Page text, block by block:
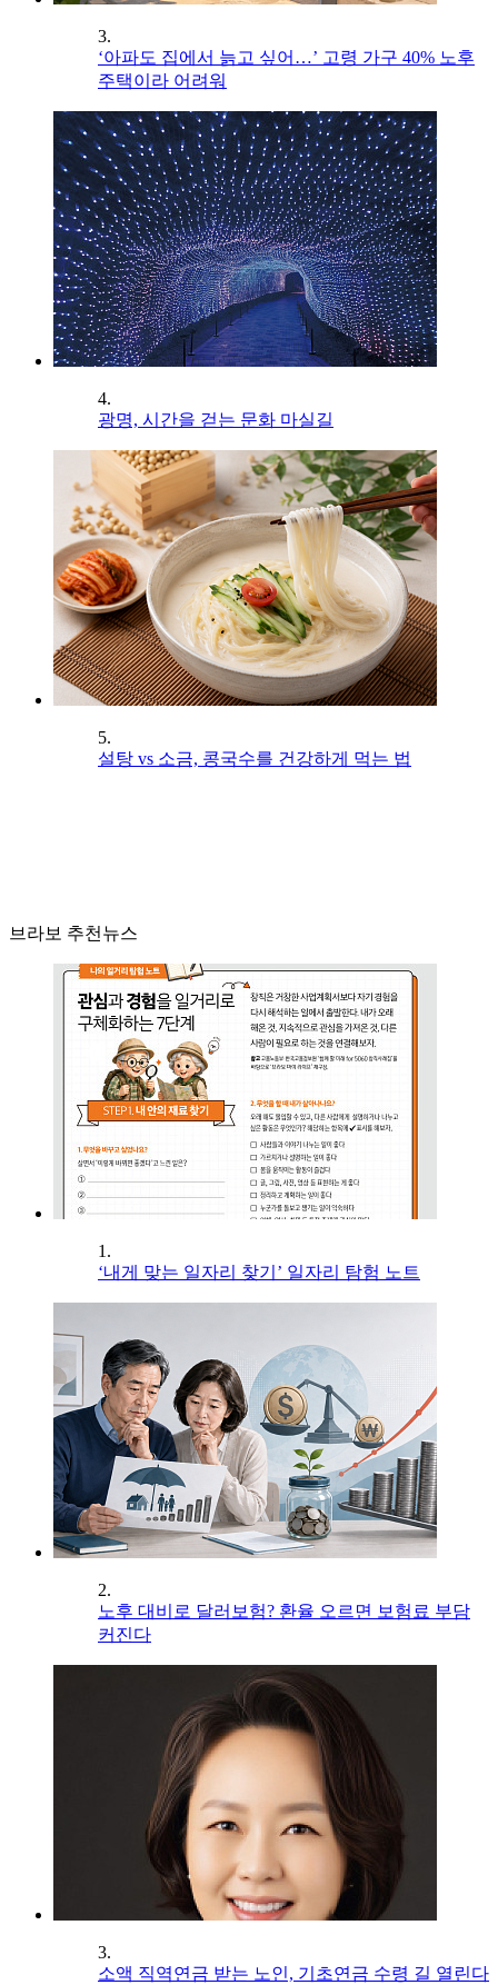
3.
‘아파도 집에서 늙고 싶어…’ 고령 가구 40% 노후
주택이라 어려워
4.
광명, 시간을 걷는 문화 마실길
5.
설탕 vs 소금, 콩국수를 건강하게 먹는 법
브라보 추천뉴스
1.
‘내게 맞는 일자리 찾기’ 일자리 탐험 노트
2.
노후 대비로 달러보험? 환율 오르면 보험료 부담
커진다
3.
소액 직역연금 받는 노인, 기초연금 수령 길 열린다